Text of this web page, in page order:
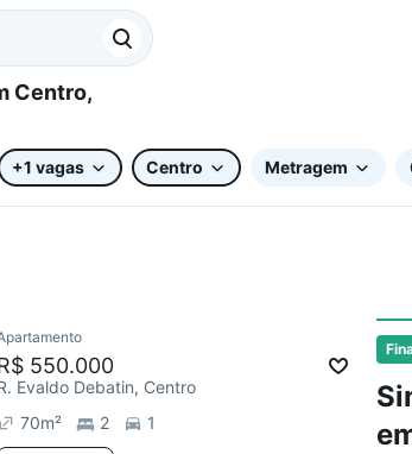
+1 vagas Centro Metragem
550.000
Evaldo Debatin, Centro
70m² 2 1